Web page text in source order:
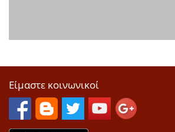
Είμαστε κοινωνικοί